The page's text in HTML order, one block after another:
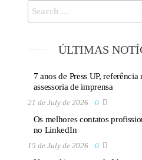
ÚLTIMAS
7 anos de Press UP,
assessoria de imprensa
21 de July de 2026 0
Os melhores contatos
no LinkedIn
15 de July de 2026 0